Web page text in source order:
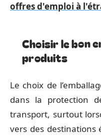
offres d'emploi à
Choisir le bon
produits
Le choix de
dans la protection
transport, surtout
vers des destinations